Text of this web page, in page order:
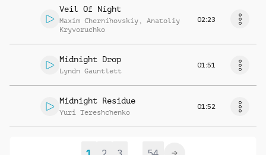
Veil Of Night
Maxim Chernihovskiy , Anatoliy
Kryvoruchko
02:23
Midnight Drop
Lyndn Gauntlett
01:51
Midnight Residue
Yuri Tereshchenko
01:52